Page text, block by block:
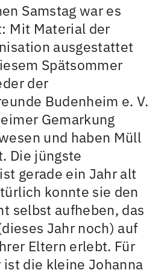
Samstag war es
Mit Material der
ausgestattet
Spätsommer
der
Budenheim e. V.
Gemarkung
und haben Müll
Die jüngste
gerade ein Jahr alt
konnte sie den
selbst aufheben, das
Jahr noch) auf
Eltern erlebt. Für
ist die kleine Johanna